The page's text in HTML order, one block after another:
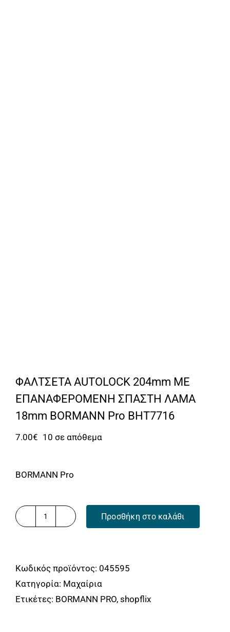
ΦΑΛΤΣΕΤΑ AUTOLOCK 204mm ΜΕ
ΕΠΑΝΑΦΕΡΟΜΕΝΗ ΣΠΑΣΤΗ ΛΑΜΑ
18mm BORMANN Pro BHT7716
7.00€ 10 σε απόθεμα
BORMANN Pro
ΦΑΛΤΣΕΤΑ
ΜΕ
ΕΠΑΝΑΦΕΡΟΜΕΝΗ
ΣΠΑΣΤΗ
Προσθήκη στο καλάθι
Κωδικός προϊόντος: 045595
Κατηγορία: Μαχαίρια
Ετικέτες: BORMANN PRO, shopflix